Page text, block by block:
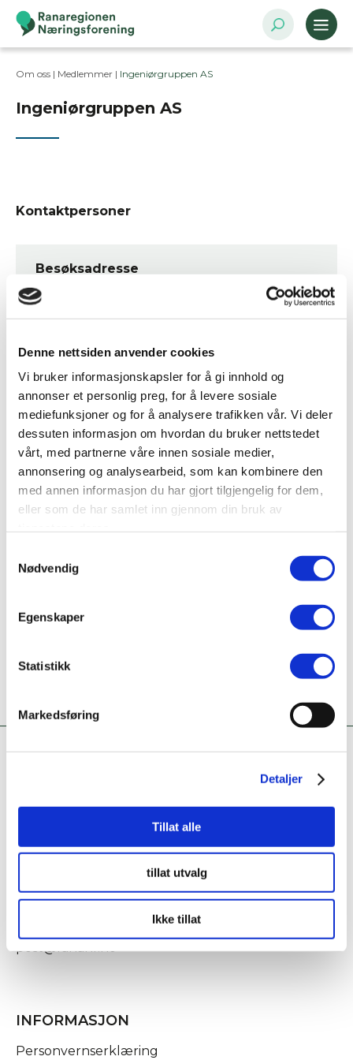
Denne nettsiden anvender cookies
Vi bruker informasjonskapsler for å gi innhold og
annonser et personlig preg, for å levere sosiale
mediefunksjoner og for å analysere trafikken vår. Vi deler
dessuten informasjon om hvordan du bruker nettstedet
vårt, med partnerne våre innen sosiale medier,
annonsering og analysearbeid, som kan kombinere den
med annen informasjon du har gjort tilgjengelig for dem,
eller som de har samlet inn gjennom din bruk av
Nødvendig
Egenskaper
Statistikk
Markedsføring
Detaljer
Tillat alle
tillat utvalg
Ikke tillat
Om oss | Medlemmer | Ingeniørgruppen AS
Ingeniørgruppen AS
Kontaktpersoner
Besøksadresse
Vikaveien 33, 8622 MO I RANA
Postadresse
Bransje
Arktitekt, teknisk konsulentvirksomhet og
teknisk prøving og analyse
Nettside
www.ingeniorgruppen.no
Ta kontakt
morten.rygh@ingeniorgruppen.no
90987359
Fridtjof Nansens gate 21
post@rananf.no
INFORMASJON
Personvernserklæring